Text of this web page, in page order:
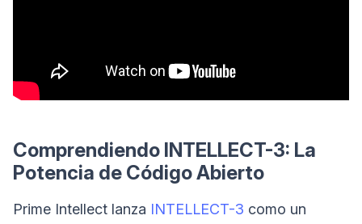
Comprendiendo INTELLECT-3: La
Potencia de Código Abierto
Prime Intellect lanza INTELLECT-3 como un